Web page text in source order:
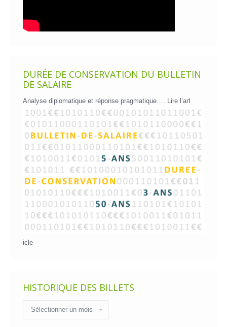
DURÉE DE CONSERVATION DU BULLETIN
DE SALAIRE
Analyse diplomatique et réponse pragmatique…. Lire l’art
icle
HISTORIQUE DES BILLETS
des
billets